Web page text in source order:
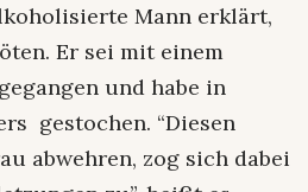
Mann erklärt,
Er sei mit einem
und habe in
gestochen. “Diesen
abwehren, zog sich dabei